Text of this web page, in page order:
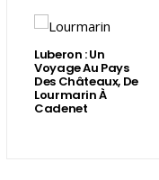
Luberon : Un
Voyage Au Pays
Des Châteaux, De
Lourmarin À
Cadenet